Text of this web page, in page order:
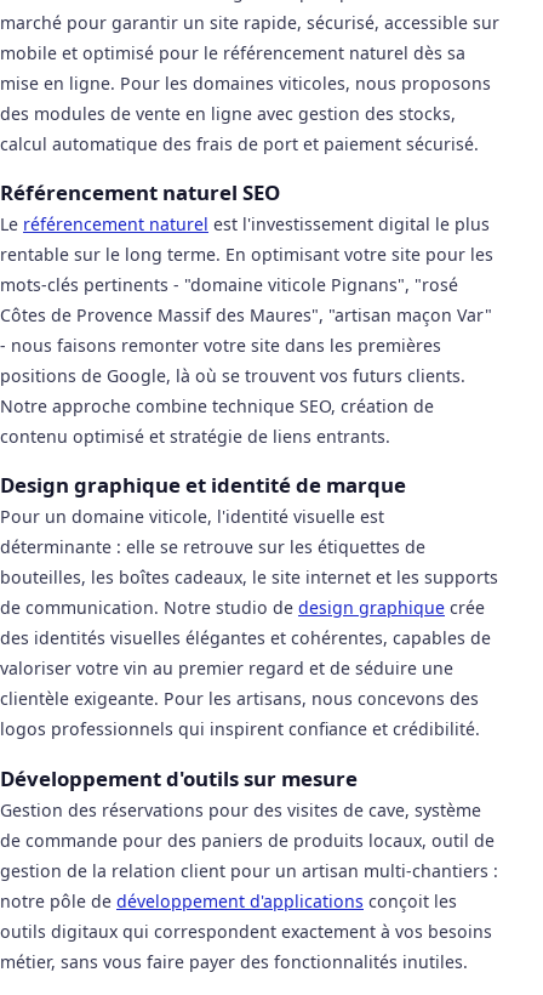
marché pour garantir un site rapide, sécurisé, accessible sur
mobile et optimisé pour le référencement naturel dès sa
mise en ligne. Pour les domaines viticoles, nous proposons
des modules de vente en ligne avec gestion des stocks,
calcul automatique des frais de port et paiement sécurisé.
Référencement naturel SEO
Le référencement naturel est l'investissement digital le plus
rentable sur le long terme. En optimisant votre site pour les
mots-clés pertinents - "domaine viticole Pignans", "rosé
Côtes de Provence Massif des Maures", "artisan maçon Var"
- nous faisons remonter votre site dans les premières
positions de Google, là où se trouvent vos futurs clients.
Notre approche combine technique SEO, création de
contenu optimisé et stratégie de liens entrants.
Design graphique et identité de marque
Pour un domaine viticole, l'identité visuelle est
déterminante : elle se retrouve sur les étiquettes de
bouteilles, les boîtes cadeaux, le site internet et les supports
de communication. Notre studio de design graphique crée
des identités visuelles élégantes et cohérentes, capables de
valoriser votre vin au premier regard et de séduire une
clientèle exigeante. Pour les artisans, nous concevons des
logos professionnels qui inspirent confiance et crédibilité.
Développement d'outils sur mesure
Gestion des réservations pour des visites de cave, système
de commande pour des paniers de produits locaux, outil de
gestion de la relation client pour un artisan multi-chantiers :
notre pôle de développement d'applications conçoit les
outils digitaux qui correspondent exactement à vos besoins
métier, sans vous faire payer des fonctionnalités inutiles.